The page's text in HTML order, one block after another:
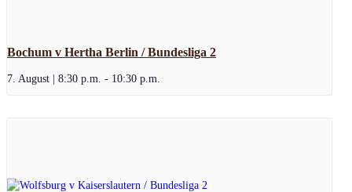
Bochum v Hertha Berlin / Bundesliga 2
7. August | 8:30 p.m. - 10:30 p.m.